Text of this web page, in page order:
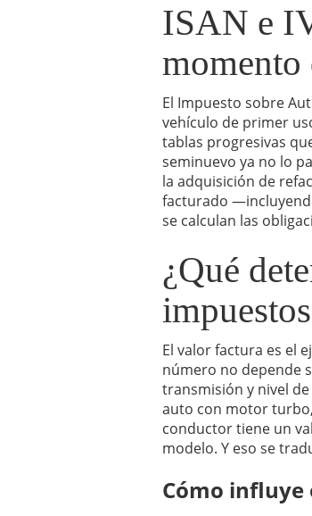
ISAN e
momento
El Impuesto sobre
vehículo de primer
tablas progresivas
seminuevo ya no lo
la adquisición de
facturado
se calculan las
¿Qué
El valor factura es el
número no depende
transmisión y nivel
auto con motor
conductor tiene un
modelo. Y eso se
Cómo